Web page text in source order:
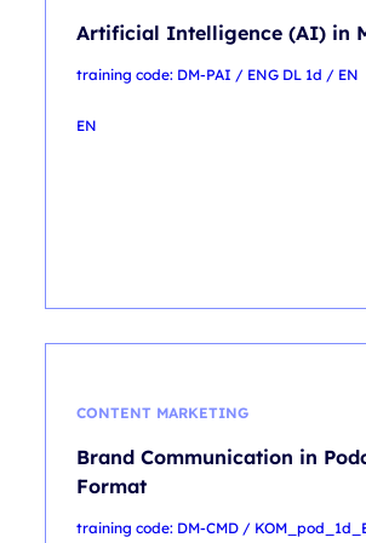
Artificial Intelligence (AI) in
training code: DM-PAI / ENG DL 1d / EN
EN
CONTENT MARKETING
Brand Communication in
Format
training code: DM-CMD /